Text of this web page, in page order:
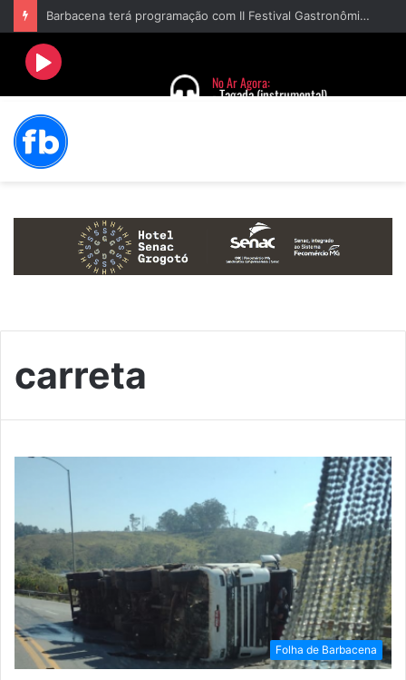
Barbacena terá programação com II Festival Gastronômico e a 4ª Semana da Música nas comemorações dos 235 anos da cidade
carreta
Folha de Barbacena